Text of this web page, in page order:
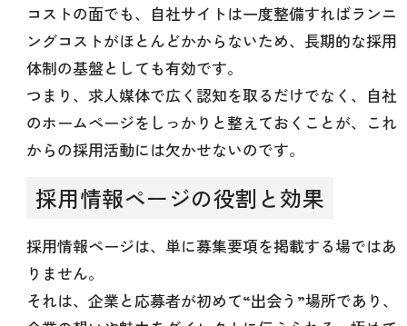
コストの面でも、自社サイトは一度整備すればランニ
ングコストがほとんどかからないため、長期的な採用
体制の基盤としても有効です。
つまり、求人媒体で広く認知を取るだけでなく、自社
のホームページをしっかりと整えておくことが、これ
からの採用活動には欠かせないのです。
採用情報ページの役割と効果
採用情報ページは、単に募集要項を掲載する場ではあ
りません。
それは、企業と応募者が初めて“出会う”場所であり、